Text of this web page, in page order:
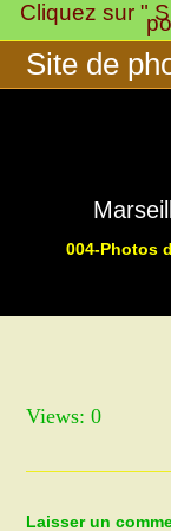
Skip
to
content
Cliquez sur "
Site de
004-Photos
Views: 0
Laisser un